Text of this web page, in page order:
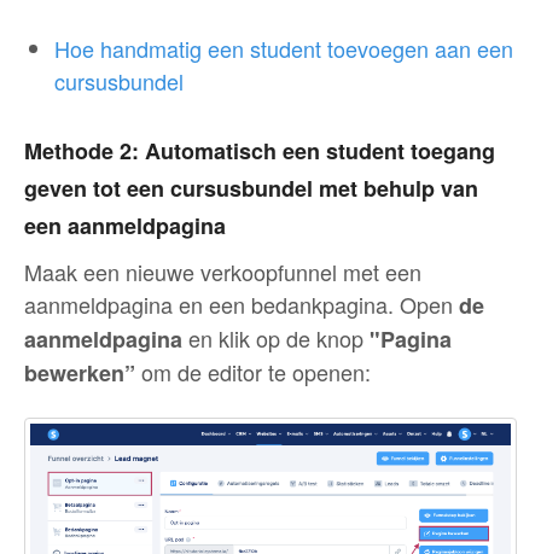
Hoe handmatig een student toevoegen aan een
cursusbundel
Methode 2: Automatisch een student toegang
geven tot een cursusbundel met behulp van
een aanmeldpagina
Maak een nieuwe verkoopfunnel met een
aanmeldpagina en een bedankpagina. Open de
aanmeldpaginaen klik op de knop "Pagina
bewerken” om de editor te openen: